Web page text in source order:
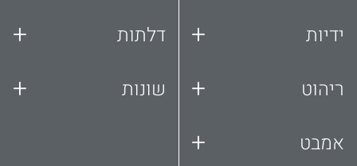
ידיות +
ריהוט +
אמבט +
דלתות +
שונות +